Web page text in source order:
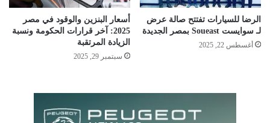
الرضا للسيارات تفتتح صالة عرض
لـ سوايست Soueast بمصر الجديدة
أغسطس 22, 2025
أسعار البنزين والوقود في مصر
2025: آخر قرارات الحكومة ونسبة
الزيادة المرتقبة
سبتمبر 29, 2025